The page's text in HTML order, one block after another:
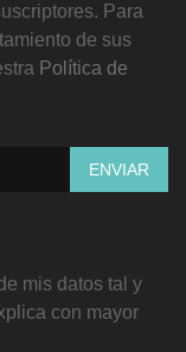
Para
de sus
Política de
mis datos tal y
con mayor